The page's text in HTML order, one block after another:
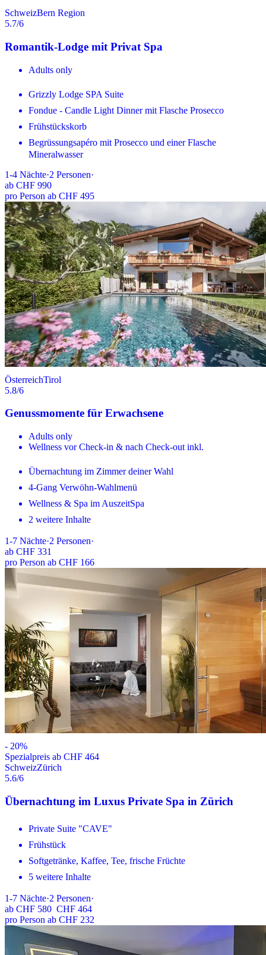
SchweizBern Region
5.7/6
Romantik-Lodge mit Privat Spa
Adults only
Grizzly Lodge SPA Suite
Fondue - Candle Light Dinner mit Flasche Prosecco
Frühstückskorb
Begrüssungsapéro mit Prosecco und einer Flasche
Mineralwasser
1-4 Nächte·2 Personen·
ab CHF 990
pro Person ab CHF 495
ÖsterreichTirol
5.8/6
Genussmomente für Erwachsene
Adults only
Wellness vor Check-in & nach Check-out inkl.
Übernachtung im Zimmer deiner Wahl
4-Gang Verwöhn-Wahlmenü
Wellness & Spa im AuszeitSpa
2 weitere Inhalte
1-7 Nächte·2 Personen·
ab CHF 331
pro Person ab CHF 166
- 20%
Spezialpreis ab CHF 464
SchweizZürich
5.6/6
Übernachtung im Luxus Private Spa in Zürich
Private Suite "CAVE"
Frühstück
Softgetränke, Kaffee, Tee, frische Früchte
5 weitere Inhalte
1-7 Nächte·2 Personen·
ab CHF 580 CHF 464
pro Person ab CHF 232